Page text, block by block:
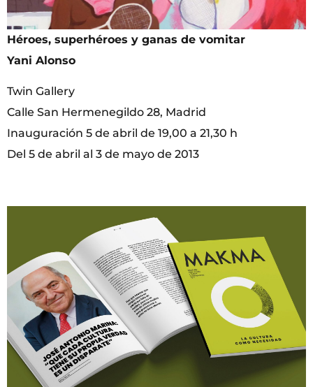
Héroes, superhéroes y ganas de vomitar
Yani Alonso
Twin Gallery
Calle San Hermenegildo 28, Madrid
Inauguración 5 de abril de 19,00 a 21,30 h
Del 5 de abril al 3 de mayo de 2013